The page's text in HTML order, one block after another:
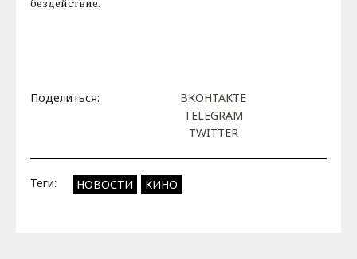
Поделиться:
ВКОНТАКТЕ
TELEGRAM
TWITTER
Теги: НОВОСТИ КИНО